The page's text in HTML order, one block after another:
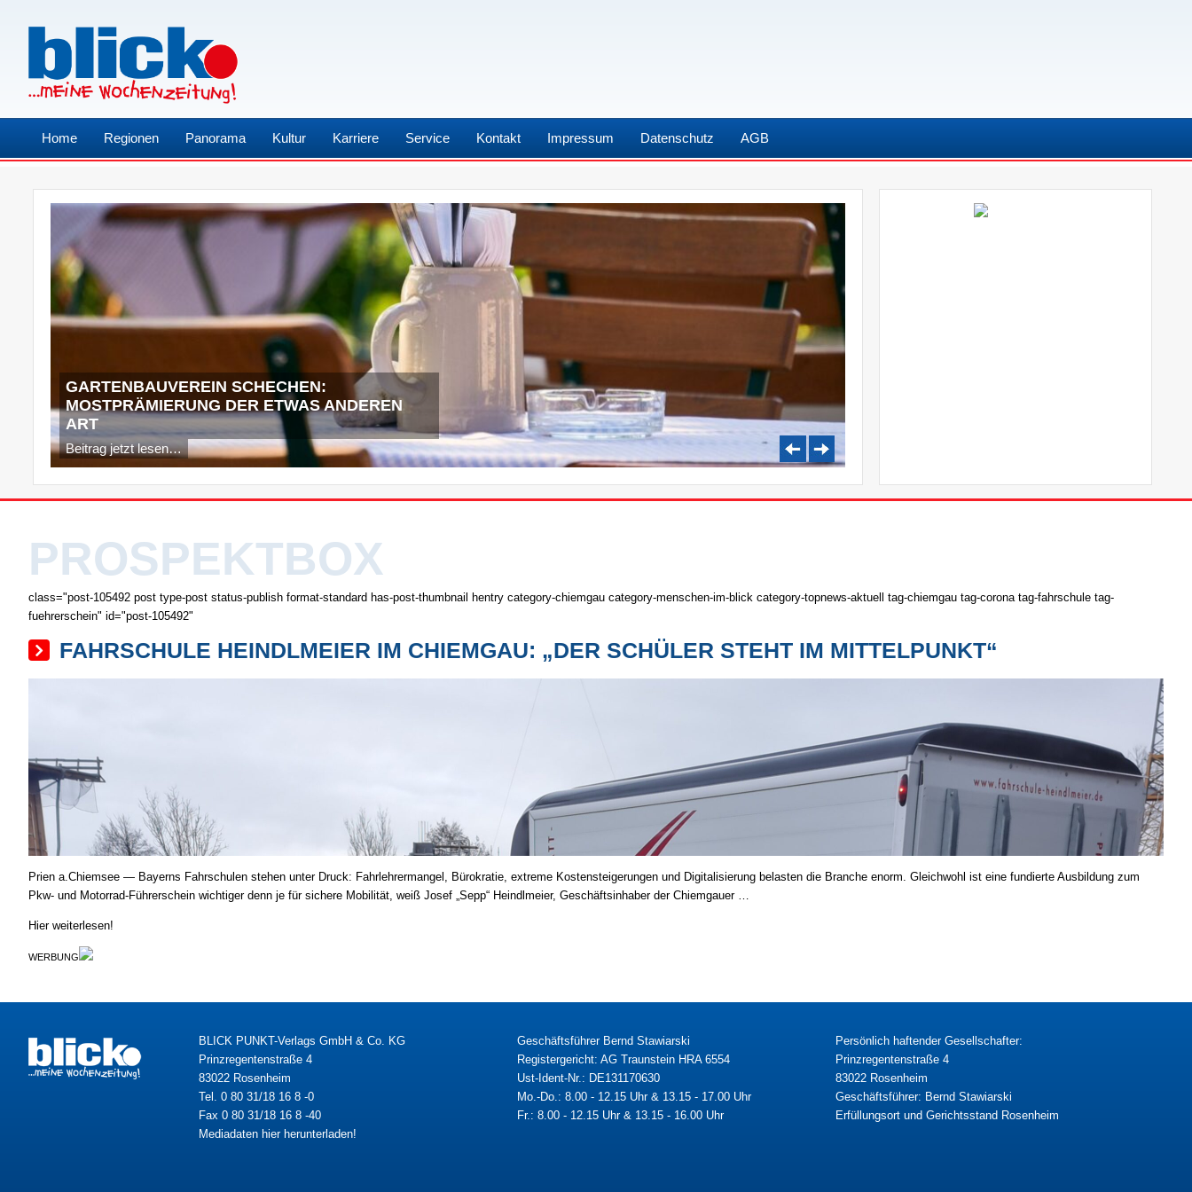
Home Regionen Panorama Kultur Karriere Service Kontakt Impressum Datenschutz AGB
GARTENBAUVEREIN SCHECHEN:
MOSTPRÄMIERUNG DER ETWAS ANDEREN
ART
Beitrag jetzt lesen…
PROSPEKTBOX
class="post-105492 post type-post status-publish format-standard has-post-thumbnail hentry category-chiemgau category-menschen-im-blick category-topnews-aktuell tag-chiemgau tag-corona tag-fahrschule tag-
fuehrerschein" id="post-105492"
FAHRSCHULE HEINDLMEIER IM CHIEMGAU: „DER SCHÜLER STEHT IM MITTELPUNKT“
Prien a.Chiemsee — Bayerns Fahrschulen stehen unter Druck: Fahrlehrermangel, Bürokratie, extreme Kostensteigerungen und Digitalisierung belasten die Branche enorm. Gleichwohl ist eine fundierte Ausbildung zum
Pkw- und Motorrad-Führerschein wichtiger denn je für sichere Mobilität, weiß Josef „Sepp“ Heindlmeier, Geschäftsinhaber der Chiemgauer …
Hier weiterlesen!
WERBUNG
BLICK PUNKT-Verlags GmbH & Co. KG
Prinzregentenstraße 4
83022 Rosenheim
Tel. 0 80 31/18 16 8 -0
Fax 0 80 31/18 16 8 -40
Mediadaten hier herunterladen!
Geschäftsführer Bernd Stawiarski
Registergericht: AG Traunstein HRA 6554
Ust-Ident-Nr.: DE131170630
Mo.-Do.: 8.00 - 12.15 Uhr & 13.15 - 17.00 Uhr
Fr.: 8.00 - 12.15 Uhr & 13.15 - 16.00 Uhr
Persönlich haftender Gesellschafter:
Prinzregentenstraße 4
83022 Rosenheim
Geschäftsführer: Bernd Stawiarski
Erfüllungsort und Gerichtsstand Rosenheim